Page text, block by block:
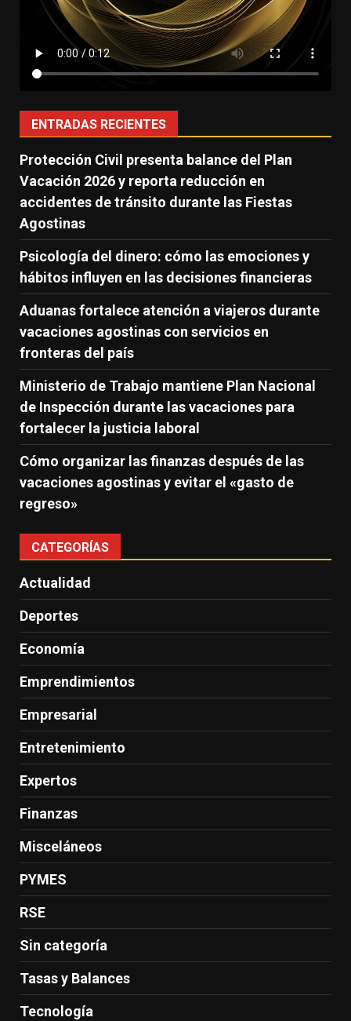
ENTRADAS RECIENTES
Protección Civil presenta balance del Plan
Vacación 2026 y reporta reducción en
accidentes de tránsito durante las Fiestas
Agostinas
Psicología del dinero: cómo las emociones y
hábitos influyen en las decisiones financieras
Aduanas fortalece atención a viajeros durante
vacaciones agostinas con servicios en
fronteras del país
Ministerio de Trabajo mantiene Plan Nacional
de Inspección durante las vacaciones para
fortalecer la justicia laboral
Cómo organizar las finanzas después de las
vacaciones agostinas y evitar el «gasto de
regreso»
CATEGORÍAS
Actualidad
Deportes
Economía
Emprendimientos
Empresarial
Entretenimiento
Expertos
Finanzas
Misceláneos
PYMES
RSE
Sin categoría
Tasas y Balances
Tecnología